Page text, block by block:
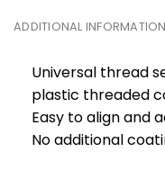
ADDITIONAL INFORMATION
Universal thread
plastic threaded
Easy to align and
No additional